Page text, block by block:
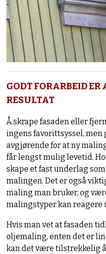
GODT FORARBEID ER
RESULTAT
Å skrape fasaden eller
ingens favorittsyssel,
avgjørende for at ny
får lengst mulig levetid.
skape et fast underlag
malingen. Det er også
maling man bruker, og
malingstyper kan reagere
Hvis man vet at fasaden
oljemaling, enten det er
kan det være tilstrekkelig